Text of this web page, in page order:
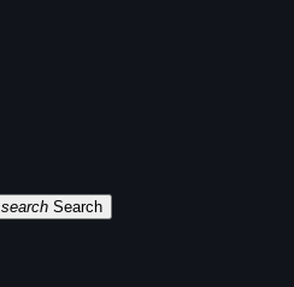
search Search